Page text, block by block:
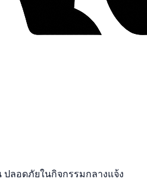
ลอดภัยในกิจกรรมกลางแจ้ง